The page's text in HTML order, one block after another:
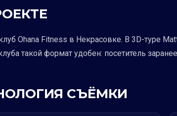
Ohana Fitness в Некрасовке. В 3D-туре
такой формат удобен: посетитель
СЪЁМКИ